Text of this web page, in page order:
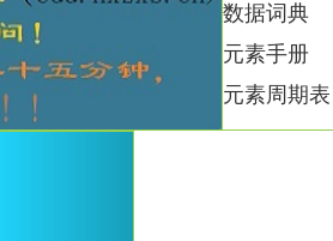
数据词典
元素手册
元素周期表